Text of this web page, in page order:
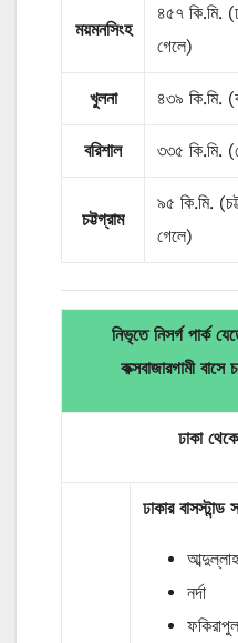
ময়মনসিংহ
৪৫৭ কি.মি.
গেলে)
খুলনা ৪৩৯ কি.মি.
বরিশাল ৩৩৫ কি.মি.
চট্টগ্রাম
৯৫ কি.মি.
গেলে)
নিভৃতে নিসর্গ পার্ক
কক্সবাজারগামী
ঢাকা
ঢাকার বাসস্টান্ড
নর্দা
ফকিরাপুল